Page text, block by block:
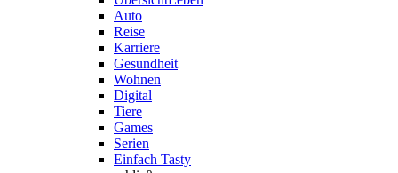
Auto
Reise
Karriere
Gesundheit
Wohnen
Digital
Tiere
Games
Serien
Einfach Tasty